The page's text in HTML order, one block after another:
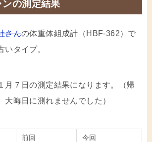
の測定結果
さんの体重体組成計（HBF-362）で
いタイプ。
月７日の測定結果になります。（帰
大晦日に測れませんでした）
前回 今回